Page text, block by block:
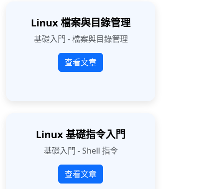
Linux 檔案與目錄管理
基礎入門 - 檔案與目錄管理
查看文章
Linux 基礎指令入門
基礎入門 - Shell 指令
查看文章